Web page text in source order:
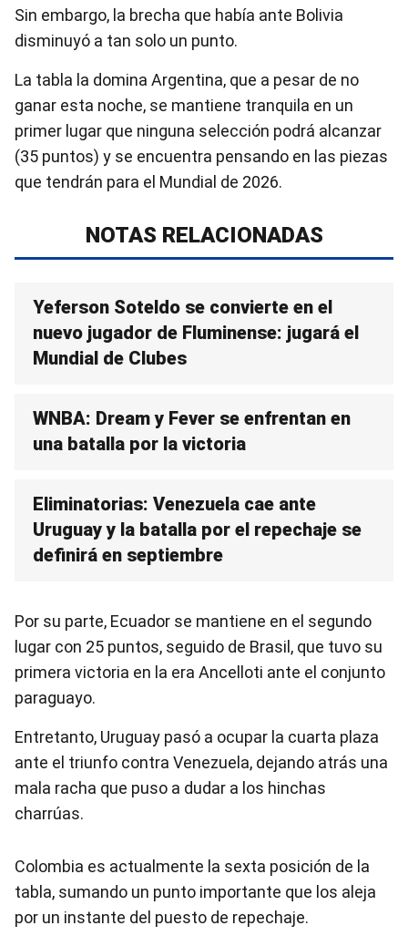
Sin embargo, la brecha que había ante Bolivia
disminuyó a tan solo un punto.
La tabla la domina Argentina, que a pesar de no
ganar esta noche, se mantiene tranquila en un
primer lugar que ninguna selección podrá alcanzar
(35 puntos) y se encuentra pensando en las piezas
que tendrán para el Mundial de 2026.
NOTAS RELACIONADAS
Yeferson Soteldo se convierte en el
nuevo jugador de Fluminense: jugará el
Mundial de Clubes
WNBA: Dream y Fever se enfrentan en
una batalla por la victoria
Eliminatorias: Venezuela cae ante
Uruguay y la batalla por el repechaje se
definirá en septiembre
Por su parte, Ecuador se mantiene en el segundo
lugar con 25 puntos, seguido de Brasil, que tuvo su
primera victoria en la era Ancelloti ante el conjunto
paraguayo.
Entretanto, Uruguay pasó a ocupar la cuarta plaza
ante el triunfo contra Venezuela, dejando atrás una
mala racha que puso a dudar a los hinchas
charrúas.
Colombia es actualmente la sexta posición de la
tabla, sumando un punto importante que los aleja
por un instante del puesto de repechaje.